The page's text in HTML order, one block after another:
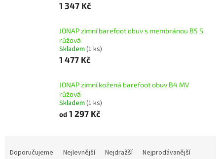
1 347 Kč
JONAP zimní barefoot obuv s membránou B5 S
růžová
Skladem (1 ks)
1 477 Kč
JONAP zimní kožená barefoot obuv B4 MV
růžová
Skladem (1 ks)
od 1 297 Kč
Doporučujeme Nejlevnější Nejdražší
Nejprodávanější